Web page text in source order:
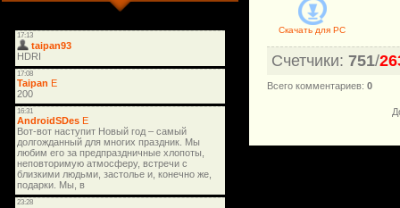
Скачать для PC
Счетчики: 751/
Всего комментариев: 0